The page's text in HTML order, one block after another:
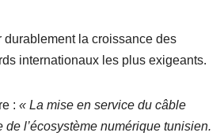
durablement la croissance des
internationaux les plus exigeants.
: « La mise en service du câble
l’écosystème numérique tunisien.